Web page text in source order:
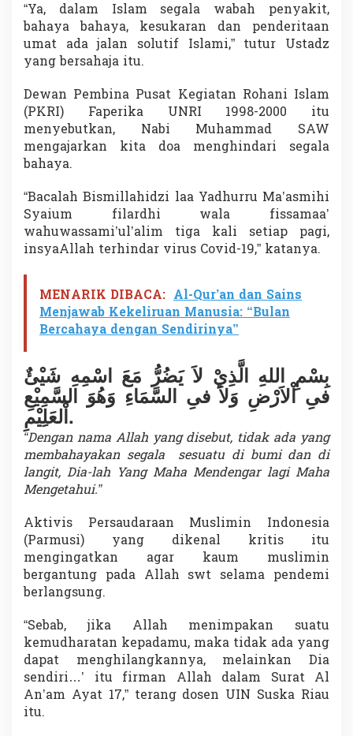
“Ya, dalam Islam segala wabah penyakit,
bahaya bahaya, kesukaran dan penderitaan
umat ada jalan solutif Islami,” tutur Ustadz
yang bersahaja itu.
Dewan Pembina Pusat Kegiatan Rohani Islam
(PKRI) Faperika UNRI 1998-2000 itu
menyebutkan, Nabi Muhammad SAW
mengajarkan kita doa menghindari segala
bahaya.
“Bacalah Bismillahidzi laa Yadhurru Ma’asmihi
Syaium filardhi wala fissamaa’
wahuwassami’ul’alim tiga kali setiap pagi,
insyaAllah terhindar virus Covid-19,” katanya.
MENARIK DIBACA: Al-Qur’an dan Sains
Menjawab Kekeliruan Manusia: “Bulan
Bercahaya dengan Sendirinya”
بِسْمِ اللهِ الَّذِيْ لاَ يَضُرُّ مَعَ اسْمِهِ شَيْئٌ
فىِ اْلاَرْضِ وَلاَ فىِ السَّمَاءِ وَهُوَ السَّمِيْعِ
اْلعَلِيْمِ.
“Dengan nama Allah yang disebut, tidak ada yang
membahayakan segala sesuatu di bumi dan di
langit, Dia-lah Yang Maha Mendengar lagi Maha
Mengetahui.”
Aktivis Persaudaraan Muslimin Indonesia
(Parmusi) yang dikenal kritis itu
mengingatkan agar kaum muslimin
bergantung pada Allah swt selama pendemi
berlangsung.
“Sebab, jika Allah menimpakan suatu
kemudharatan kepadamu, maka tidak ada yang
dapat menghilangkannya, melainkan Dia
sendiri…’ itu firman Allah dalam Surat Al
An’am Ayat 17,” terang dosen UIN Suska Riau
itu.